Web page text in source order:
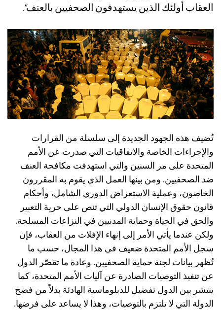
العقاب أولئك الذين يستهدفون الصحفيين بالعنف”.
تُضيف هذه الجهود الجديدة إلى سلسلة من القرارات
والإجراءات الخاصة والاتفاقيات التي صدرت عن الأمم
المتحدة على مر السنين والتي استهدفت مكافحة العنف
ضد الصحفيين. ومن بينها العمل الذي يقوم به المقررون
الخاصون، وعملية الاستعراض الدوري الشامل، وأحكام
قانون حقوق الإنسان الدولي التي تنص على حرية التعبير
والحق في الحياة وحماية المدنيين في النزاعات المسلحة.
ولكن عندما يأتي الأمر إلى إنهاء الإفلات من العقاب، فإن
سجل الأمم المتحدة ضعيف في هذا المجال، حسب ما
تُظهر بيانات لجنة حماية الصحفيين. وعادة ما تقصّر الدول
عن تنفيذ التوصيات الصادرة عن آليات الأمم المتحدة، كما
ينتشر بين الدول تفضيل للدبلوماسية الهادئة بدلاً من فضح
الدولة التي لا تلتزم بالتوصيات، وهذا لا يساعد على فرضها.